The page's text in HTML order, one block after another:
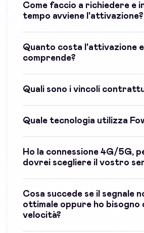
Come faccio a richiedere e
tempo avviene l'attivazione?
Quanto costa l'attivazione
comprende?
Quali sono i vincoli
Quale tecnologia utilizza
Ho la connessione 4G/5G,
dovrei scegliere il vostro
Cosa succede se il segnale
ottimale oppure ho bisogno
velocità?